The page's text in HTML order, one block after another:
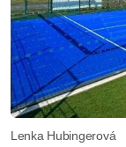
Lenka Hubingerová